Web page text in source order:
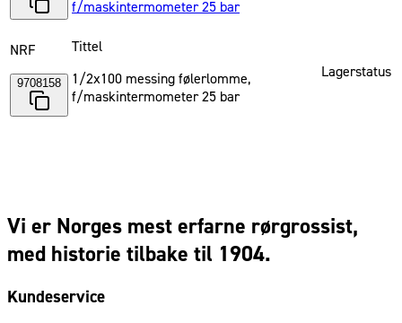
f/maskintermometer 25 bar
NRF
9708158
Tittel
1/2x100 messing følerlomme,
f/maskintermometer 25 bar
Lagerstatus
Vi er Norges mest erfarne rørgrossist,
med historie tilbake til 1904.
Kundeservice